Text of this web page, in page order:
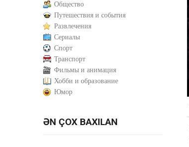
Общество
Путешествия и события
Развлечения
Сериалы
Спорт
Транспорт
Фильмы и анимация
Хобби и образование
Юмор
ƏN ÇOX BAXILAN